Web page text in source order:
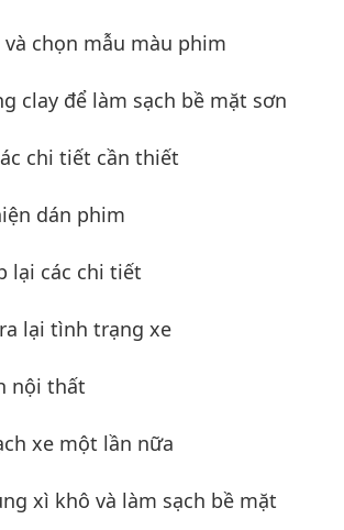
và chọn mẫu màu phim
clay để làm sạch bề mặt sơn
chi tiết cần thiết
dán phim
lại các chi tiết
lại tình trạng xe
nội thất
xe một lần nữa
xì khô và làm sạch bề mặt